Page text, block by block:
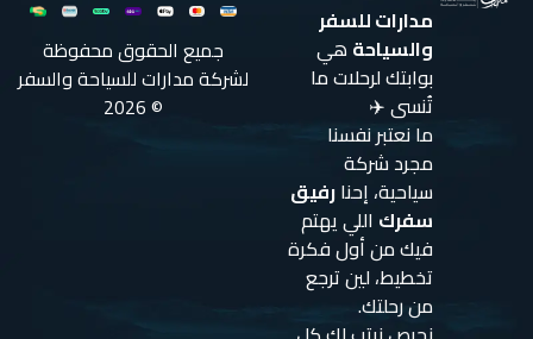
مدارات للسفر
والسياحة هي
بوابتك لرحلات ما
تُنسى ✈️
ما نعتبر نفسنا
مجرد شركة
سياحية، إحنارفيق
سفرك اللي يهتم
فيك من أول فكرة
تخطيط، لين ترجع
من رحلتك.
جميع الحقوق محفوظة
لشركة مدارات للسياحة والسفر
© 2026